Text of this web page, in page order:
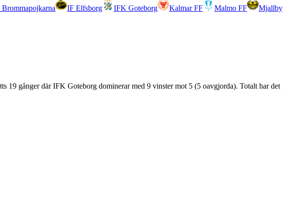
Brommapojkarna IF Elfsborg IFK Goteborg Kalmar FF Malmo FF
Mjallby
gånger där IFK Goteborg dominerar med 9 vinster mot 5 (5 oavgjorda). Totalt har det